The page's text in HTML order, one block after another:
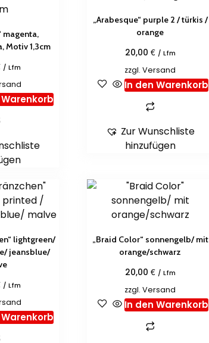
magenta,
Motiv 1,3cm
/ Lfm
„Arabesque“ purple 2 / türkis /
orange
20,00 € / Lfm
zzgl.Versand
In den Warenkorb
Zur Wunschliste
hinzufügen
lightgreen/
jeansblue/
/ Lfm
„Braid Color“ sonnengelb/ mit
orange/schwarz
20,00 € / Lfm
zzgl.Versand
In den Warenkorb